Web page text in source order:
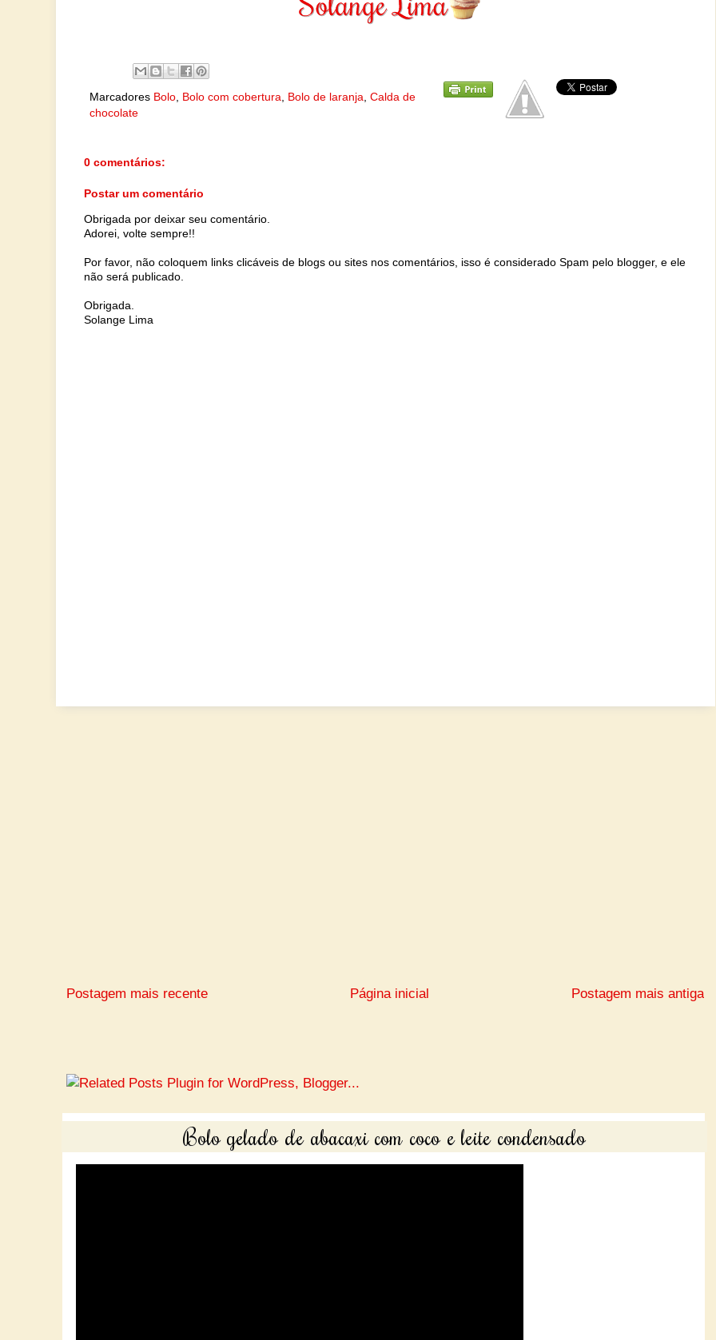
Marcadores Bolo Bolo com cobertura Bolo de laranja Calda de
chocolate
0 comentários:
Postar um comentário
Obrigada por deixar seu comentário.
Adorei, volte sempre!!
Por favor, não coloquem links clicáveis de blogs ou sites nos comentários, isso é considerado Spam pelo blogger, e ele
não será publicado.
Obrigada.
Solange Lima
Postagem mais recente Postagem mais antiga
Página inicial
Bolo gelado de abacaxi com coco e leite condensado